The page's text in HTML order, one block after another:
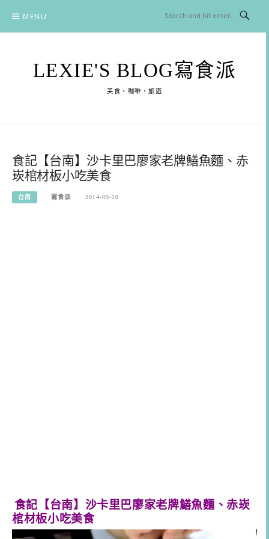
content
MENU
LEXIE'S BLOG寫食派
美食、咖啡、旅遊
食記【台南】沙卡里巴廖家老牌鱔魚麵、赤
崁棺材板小吃美食
台南 寫食派 2014-09-20
食記【台南】沙卡里巴廖家老牌鱔魚麵、赤崁
棺材板小吃美食